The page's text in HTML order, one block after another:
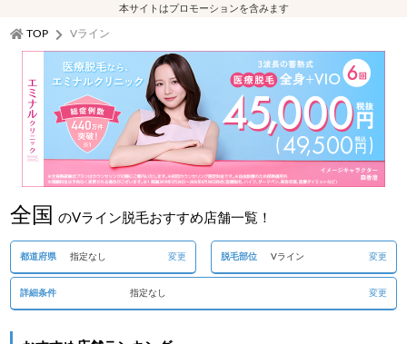
本サイトはプロモーションを含みます
TOP Vライン
全国 のVライン脱毛おすすめ店舗一覧！
都道府県 指定なし 変更 脱毛部位 Vライン 変更
詳細条件 指定なし 変更